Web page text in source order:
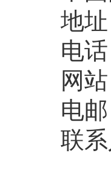
地
电
网站
电
联